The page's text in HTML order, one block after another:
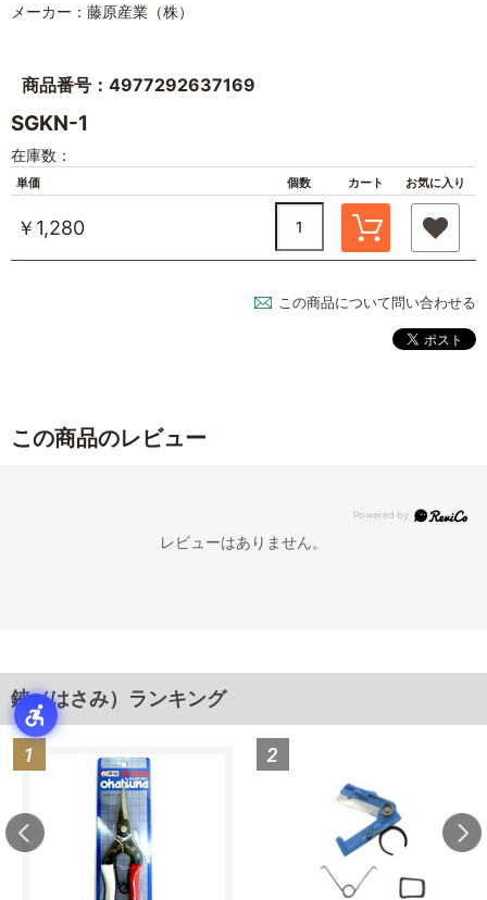
メーカー：藤原産業（株）
商品番号：4977292637169
SGKN-1
在庫数：
単価 個数 カート お気に入り
￥1,280
この商品について問い合わせる
この商品のレビュー
レビューはありません。
鋏（はさみ）ランキング